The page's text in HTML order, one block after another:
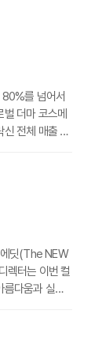
하며 속당김
과를 보였으
를 넘어서
더마 코스메
전체 매출 가
글로벌 소비
을 맞추고, 미
에딧(The NEW
렉터는 이번 컬
름다움과 실용
드의 유산을